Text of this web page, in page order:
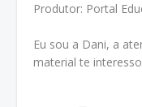
Produtor: Portal
Eu sou a Dani, a
material te